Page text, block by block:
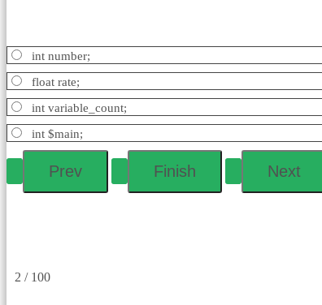
int number;
float rate;
int variable_count;
int $main;
2 / 100